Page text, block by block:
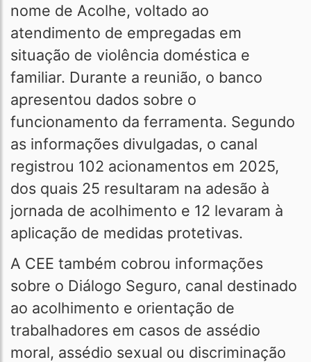
nome de Acolhe, voltado ao
atendimento de empregadas em
situação de violência doméstica e
familiar. Durante a reunião, o banco
apresentou dados sobre o
funcionamento da ferramenta. Segundo
as informações divulgadas, o canal
registrou 102 acionamentos em 2025,
dos quais 25 resultaram na adesão à
jornada de acolhimento e 12 levaram à
aplicação de medidas protetivas.
A CEE também cobrou informações
sobre o Diálogo Seguro, canal destinado
ao acolhimento e orientação de
trabalhadores em casos de assédio
moral, assédio sexual ou discriminação